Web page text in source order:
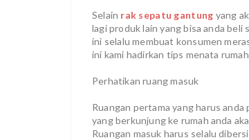
Selain rak sepatu gantung yang
lagi produk lain yang bisa anda
ini selalu membuat konsumen
ini kami hadirkan tips menata
Perhatikan ruang masuk
Ruangan pertama yang harus
yang berkunjung ke rumah anda
Ruangan masuk harus selalu